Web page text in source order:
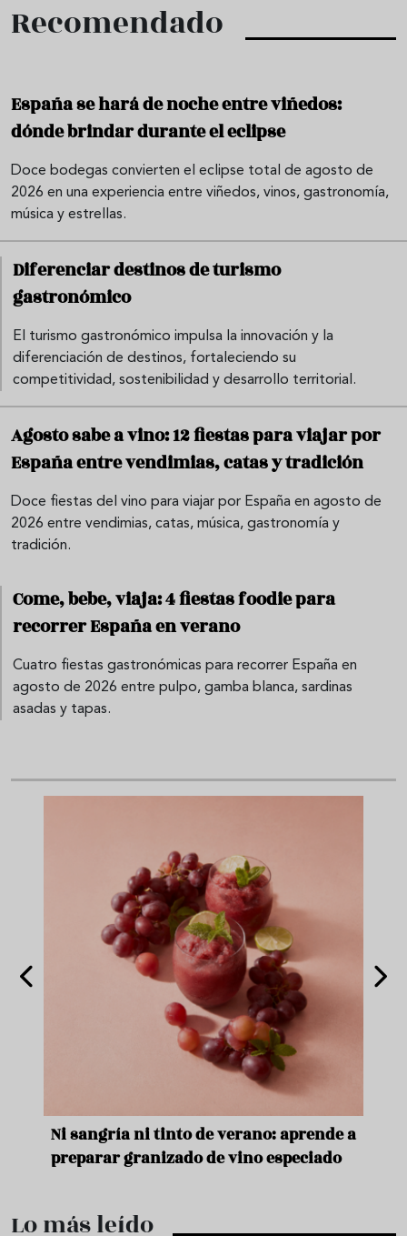
Recomendado
España se hará de noche entre viñedos:
dónde brindar durante el eclipse
Doce bodegas convierten el eclipse total de agosto de
2026 en una experiencia entre viñedos, vinos, gastronomía,
música y estrellas.
Diferenciar destinos de turismo
gastronómico
El turismo gastronómico impulsa la innovación y la
diferenciación de destinos, fortaleciendo su
competitividad, sostenibilidad y desarrollo territorial.
Agosto sabe a vino: 12 fiestas para viajar por
España entre vendimias, catas y tradición
Doce fiestas del vino para viajar por España en agosto de
2026 entre vendimias, catas, música, gastronomía y
tradición.
Come, bebe, viaja: 4 fiestas foodie para
recorrer España en verano
Cuatro fiestas gastronómicas para recorrer España en
agosto de 2026 entre pulpo, gamba blanca, sardinas
asadas y tapas.
Ni sangría ni tinto de verano: aprende a
preparar granizado de vino especiado
Lo más leído